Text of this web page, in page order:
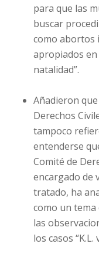
para que las
buscar
como abortos
apropiados
natalidad”.
Añadieron
Derechos
tampoco
entenderse
Comité de
encargado de
tratado, ha
como un tema
las
los casos “K.L.